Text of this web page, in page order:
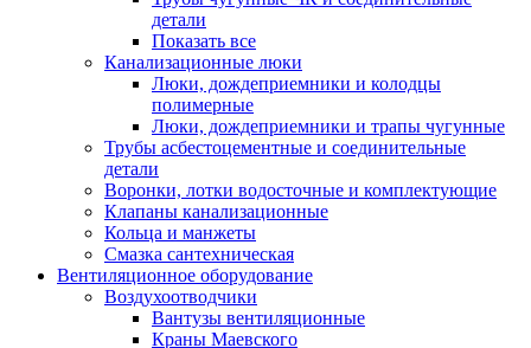
детали
Показать все
Канализационные люки
Люки, дождеприемники и колодцы
полимерные
Люки, дождеприемники и трапы чугунные
Трубы асбестоцементные и соединительные
детали
Воронки, лотки водосточные и комплектующие
Клапаны канализационные
Кольца и манжеты
Смазка сантехническая
Вентиляционное оборудование
Воздухоотводчики
Вантузы вентиляционные
Краны Маевского